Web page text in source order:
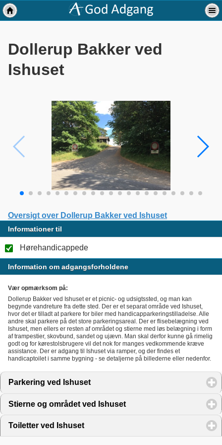
Dollerup Bakker ved
Ishuset
Oversigt over Dollerup Bakker ved Ishuset
Informationer til
Hørehandicappede
Information om adgangsforholdene
Vær opmærksom på:
Dollerup Bakker ved Ishuset er et picnic- og udsigtssted, og man kan
begynde vandreture fra dette sted. Der er et separat område ved Ishuset,
hvor det er tilladt at parkere for biler med handicapparkeringstilladelse. Alle
andre skal parkere på det store parkeringsareal. Der er flisebelægning ved
Ishuset, men ellers er resten af området og stierne med løs belægning i form
af trampestier, skovbund, sandet og ujævn. Man skal derfor kunne gå rimelig
godt og for kørestolsbrugere vil det nok for manges vedkommende kræve
assistance. Der er adgang til Ishuset via ramper, og der findes et
handicaptoilet i samme bygning - se detaljerne på billederne eller nedenfor.
Parkering ved Ishuset
Stierne og området ved Ishuset click to expand contents
Toiletter ved Ishuset